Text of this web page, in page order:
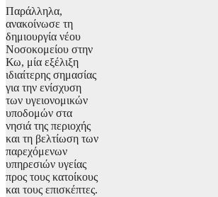
Παράλληλα,
ανακοίνωσε τη
δημιουργία νέου
Νοσοκομείου στην
Κω, μία εξέλιξη
ιδιαίτερης σημασίας
για την ενίσχυση
των υγειονομικών
υποδομών στα
νησιά της περιοχής
και τη βελτίωση των
παρεχόμενων
υπηρεσιών υγείας
προς τους κατοίκους
και τους επισκέπτες.